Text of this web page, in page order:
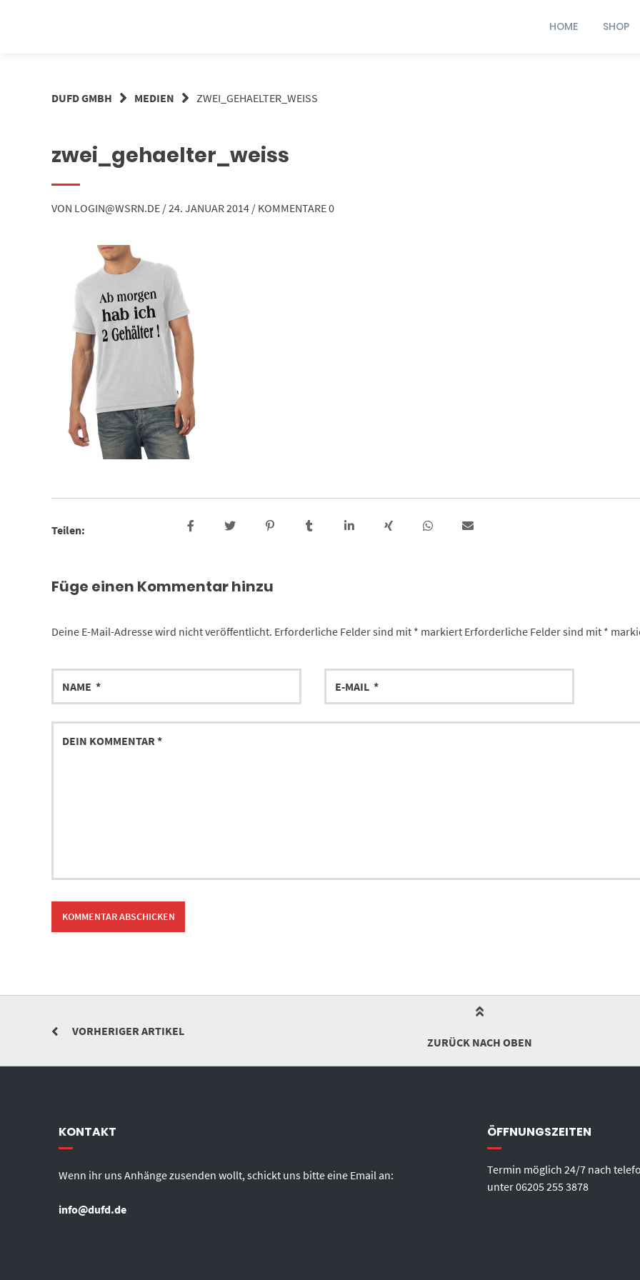
HOME SHOP
DUFD GMBH MEDIEN ZWEI_GEHAELTER_WEISS
zwei_gehaelter_weiss
VON LOGIN@WSRN.DE /24. JANUAR 2014 / KOMMENTARE 0
Teilen:
Füge einen Kommentar hinzu
Deine E-Mail-Adresse wird nicht veröffentlicht. Erforderliche Felder sind mit * markiertErforderliche Felder sind mit *
VORHERIGER ARTIKEL
ZURÜCK NACH OBEN
KONTAKT
Wenn ihr uns Anhänge zusenden wollt, schickt uns bitte eine Email an:
info@dufd.de
ÖFFNUNGSZEITEN
Termin möglich 24/7 nach
unter06205 255 3878